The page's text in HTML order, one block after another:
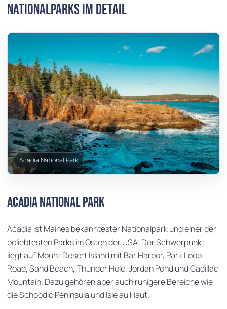
Nationalparks im Detail
Acadia National Park
Acadia National Park
Acadia ist Maines bekanntester Nationalpark und einer der
beliebtesten Parks im Osten der USA. Der Schwerpunkt
liegt auf Mount Desert Island mit Bar Harbor, Park Loop
Road, Sand Beach, Thunder Hole, Jordan Pond und Cadillac
Mountain. Dazu gehören aber auch ruhigere Bereiche wie
die Schoodic Peninsula und Isle au Haut.